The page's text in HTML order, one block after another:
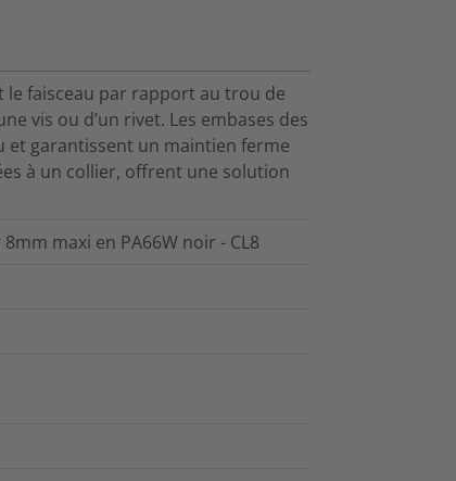
faisceau par rapport au trou de
vis ou d’un rivet. Les embases des
et garantissent un maintien ferme
à un collier, offrent une solution
maxi en PA66W noir - CL8